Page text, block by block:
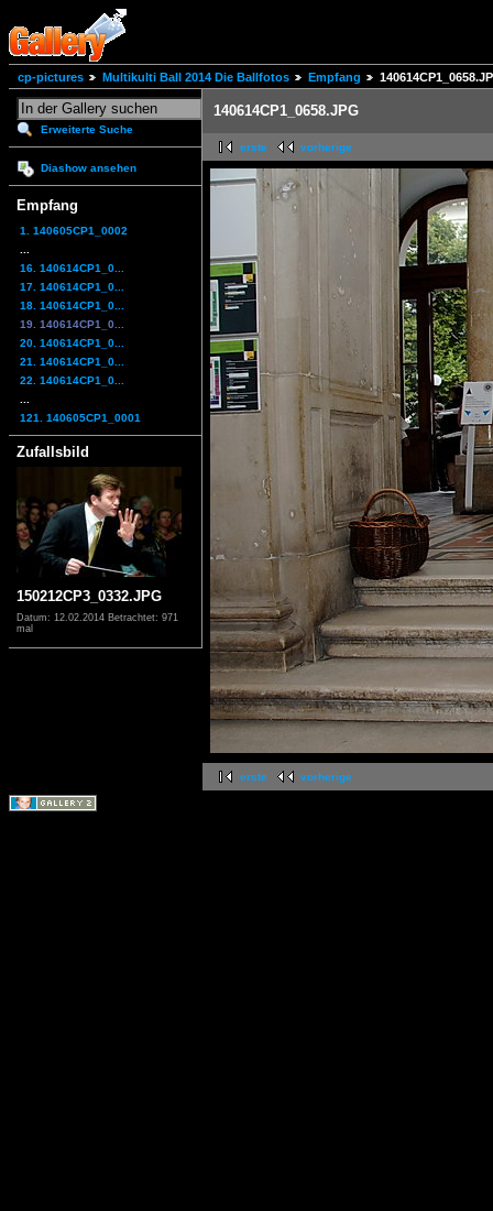
cp-pictures Multikulti Ball 2014 Die Ballfotos Empfang
Erweiterte Suche
Diashow ansehen
Empfang
1. 140605CP1_0002
16. 140614CP1_0...
17. 140614CP1_0...
18. 140614CP1_0...
19. 140614CP1_0...
20. 140614CP1_0...
21. 140614CP1_0...
22. 140614CP1_0...
121. 140605CP1_0001
Zufallsbild
150212CP3_0332.JPG
Datum: 12.02.2014 Betrachtet: 971
mal
140614CP1_0658.JPG
erste vorherige
erste vorherige